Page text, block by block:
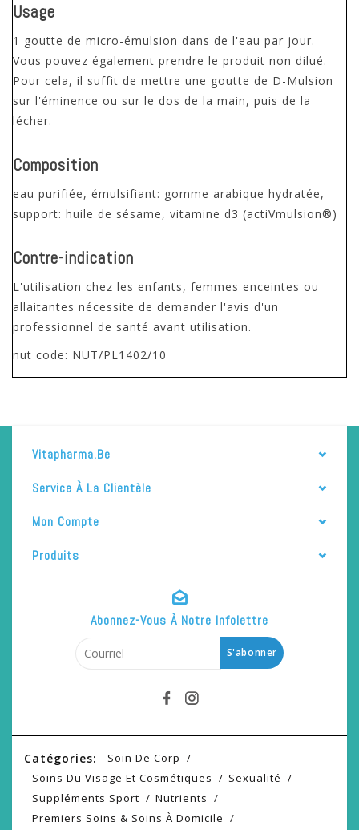
Usage
1 goutte de micro-émulsion dans de l'eau par jour.
Vous pouvez également prendre le produit non dilué.
Pour cela, il suffit de mettre une goutte de D-Mulsion
sur l'éminence ou sur le dos de la main, puis de la
lécher.
Composition
eau purifiée, émulsifiant: gomme arabique hydratée,
support: huile de sésame, vitamine d3 (actiVmulsion®)
Contre-indication
L'utilisation chez les enfants, femmes enceintes ou
allaitantes nécessite de demander l'avis d'un
professionnel de santé avant utilisation.
nut code: NUT/PL1402/10
Vitapharma.be
Service À La Clientèle
Mon Compte
Produits
Abonnez-Vous À Notre Infolettre
S'abonner
Catégories:
Soin De Corp
Soins Du Visage Et Cosmétiques
Sexualité
Suppléments Sport
Nutrients
Premiers Soins & Soins À Domicile